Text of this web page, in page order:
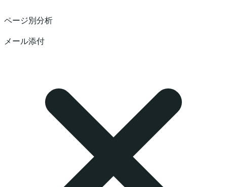
ページ別分析
メール添付